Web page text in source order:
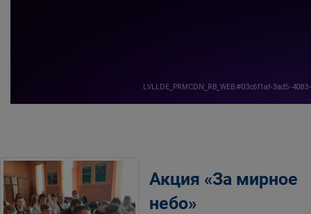
Акция «За мирное
небо»